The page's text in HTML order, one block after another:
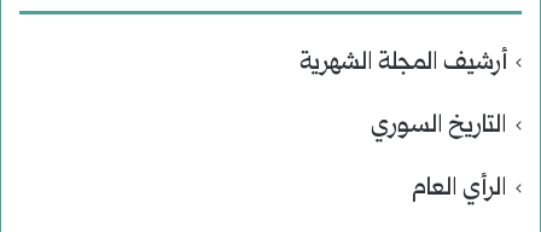
أرشيف المجلة الشهرية
التاريخ السوري
الرأي العام